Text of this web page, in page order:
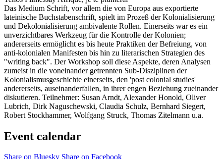
Das Medium Schrift, vor allem die von Europa aus exportierte
lateinische Buchstabenschrift, spielt im Prozeß der Kolonialisierung
und Dekolonialisierung ambivalente Rollen. Einerseits war es ein
unverzichtbares Werkzeug für die Kontrolle der Kolonien;
andererseits ermöglicht es bis heute Praktiken der Befreiung, von
anti-kolonialen Manifesten bis hin zu literarischen Strategien des
"writing back". Der Workshop soll diese Aspekte, deren Analysen
zumeist in die voneinander getrennten Sub-Disziplinen der
Kolonialismusgeschichte einerseits, den 'post colonial studies'
andererseits, auseinanderfallen, in ihrer engen Beziehung zueinander
diskutieren. Teilnehmer: Susan Arndt, Alexander Honold, Oliver
Lubrich, Dirk Naguschewski, Claudia Schulz, Bernhard Siegert,
Robert Stockhammer, Wolfgang Struck, Thomas Zitelmann u.a.
Event calendar
Share on Bluesky Share on Facebook